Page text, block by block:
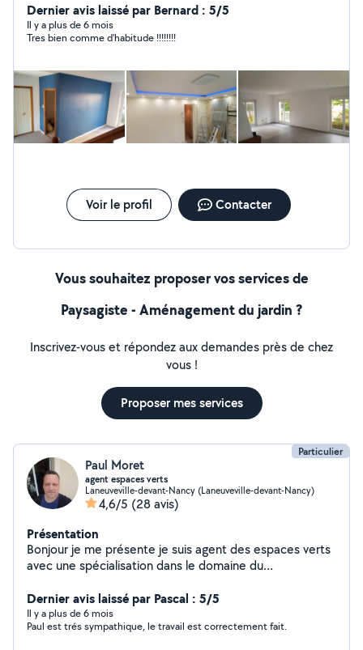
plomberie, menuiserie etc...
Dernier avis laissé par Bernard : 5/5
Il y a plus de 6 mois
Tres bien comme d'habitude !!!!!!!!
Voir le profil Contacter
Vous souhaitez proposer vos services de
Paysagiste - Aménagement du jardin ?
Inscrivez-vous et répondez aux demandes près de chez
vous !
Proposer mes services
Particulier
Paul Moret
agent espaces verts
Laneuveville-devant-Nancy (Laneuveville-devant-Nancy)
4,6/5 (28 avis)
Présentation
Bonjour je me présente je suis agent des espaces verts
avec une spécialisation dans le domaine du
tout type de travaux d'extérieur réactif ponctuel et
Dernier avis laissé par Pascal : 5/5
Il y a plus de 6 mois
Paul est trés sympathique, le travail est correctement fait.